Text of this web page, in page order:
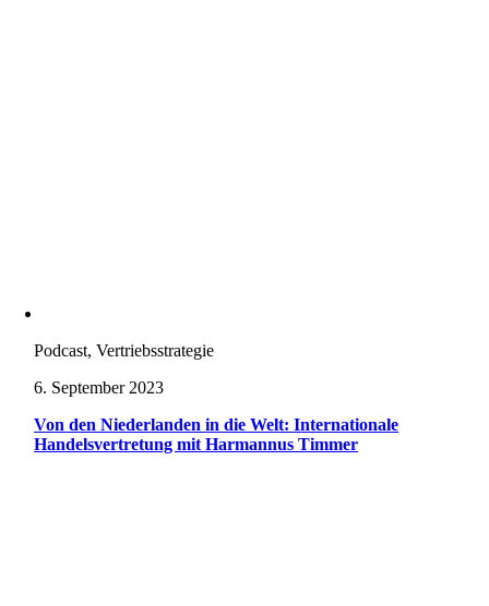
Podcast, Vertriebsstrategie
6. September 2023
Von den Niederlanden in die Welt: Internationale
Handelsvertretung mit Harmannus Timmer